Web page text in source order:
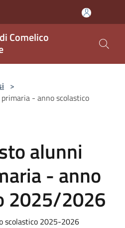
Comelico
>
- anno scolastico
alunni
- anno
2025/2026
scolastico 2025-2026